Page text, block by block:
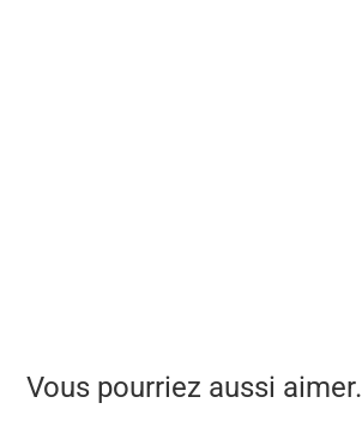
Vous pourriez aussi